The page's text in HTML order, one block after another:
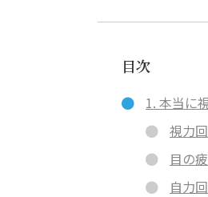
目次
1. 本当に
視力
目の
自力